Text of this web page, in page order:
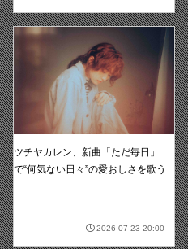
ツチヤカレン、新曲「ただ毎日」
で“何気ない日々”の愛おしさを歌う
2026-07-23 20:00